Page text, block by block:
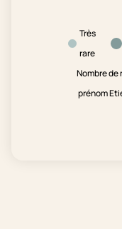
Très
rare
Nombre
prénom